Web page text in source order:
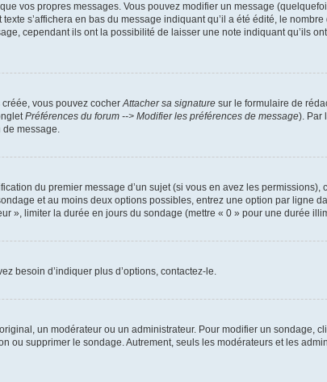
vos propres messages. Vous pouvez modifier un message
s’affichera en bas du message indiquant qu’il a été édité, le
cependant ils ont la possibilité de laisser une note indiquant qu’ils
créée, vous pouvez cocherAttacher sa signature sur le formulaire de
Préférences du forum --> Modifier les préférences de message). Par
de message.
du premier message d’un sujet (si vous en avez les permissions),
et au moins deux options possibles, entrez une option par ligne
», limiter la durée en jours du sondage (mettre « 0 » pour une durée
besoin d’indiquer plus d’options, contactez-le.
un modérateur ou un administrateur. Pour modifier un sondage,
ou supprimer le sondage. Autrement, seuls les modérateurs et les